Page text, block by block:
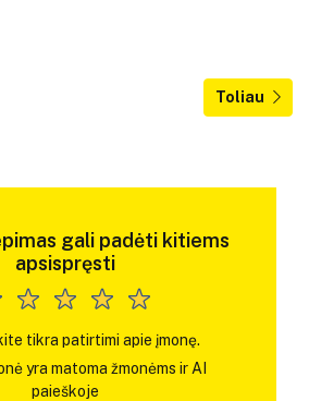
Toliau
gali padėti kitiems
apsispręsti
tikra patirtimi apie įmonę.
yra matoma žmonėms ir AI
paieškoje